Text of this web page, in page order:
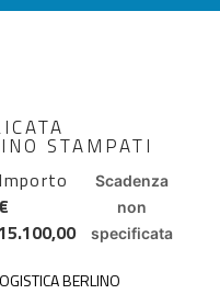
STAMPATI
Importo
€
15.100,00
Scadenza
non
specificata
BERLINO